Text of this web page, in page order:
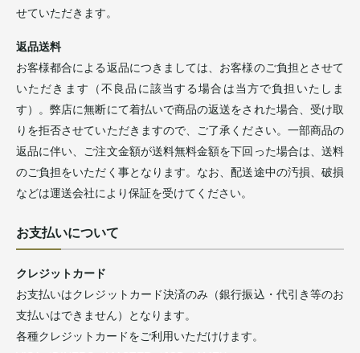
せていただきます。
返品送料
お客様都合による返品につきましては、お客様のご負担とさせて
いただきます（不良品に該当する場合は当方で負担いたしま
す）。弊店に無断にて着払いで商品の返送をされた場合、受け取
りを拒否させていただきますので、ご了承ください。一部商品の
返品に伴い、ご注文金額が送料無料金額を下回った場合は、送料
のご負担をいただく事となります。なお、配送途中の汚損、破損
などは運送会社により保証を受けてください。
お支払いについて
クレジットカード
お支払いはクレジットカード決済のみ（銀行振込・代引き等のお
支払いはできません）となります。
各種クレジットカードをご利用いただけけます。